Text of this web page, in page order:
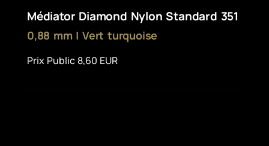
Médiator Diamond Nylon Standard 351
0,88 mm | Vert turquoise
Prix Public 8,60 EUR